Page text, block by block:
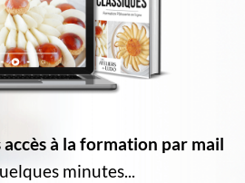
à la formation par mail
minutes...